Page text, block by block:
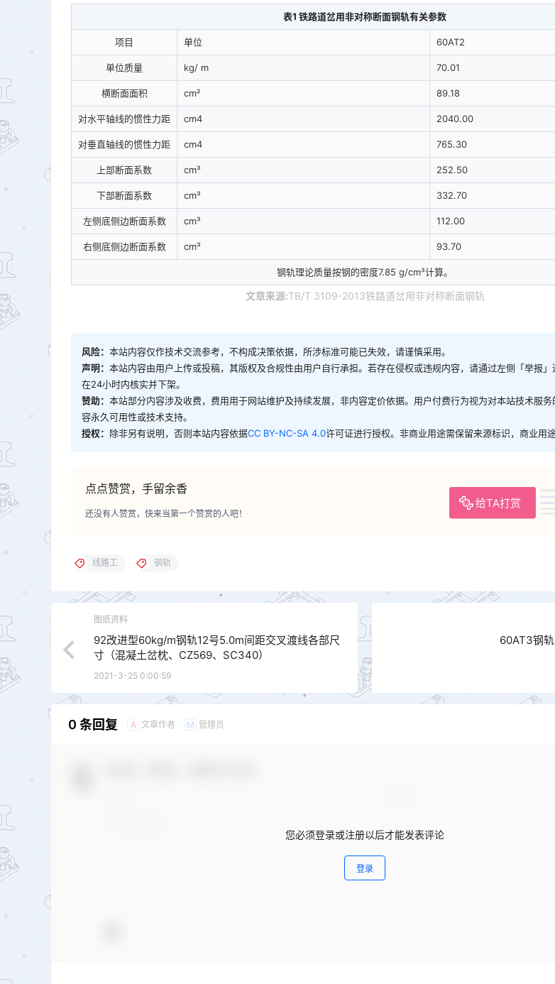
表1 铁路道岔用非对称断面钢轨有关参数
项目 单位 60AT2
单位质量 kg/ m 70.01
横断面面积 cm² 89.18
对水平轴线的惯性力距 cm4 2040.00
对垂直轴线的惯性力距 cm4 765.30
上部断面系数 cm³ 252.50
下部断面系数 cm³ 332.70
左侧底侧边断面系数 cm³ 112.00
右侧底侧边断面系数 cm³ 93.70
钢轨理论质量按钢的密度7.85 g/cm³计算。
文章来源:TB/T 3109-2013铁路道岔用非对称断面钢轨
风险： 本站内容仅作技术交流参考，不构成决策依据，所涉标准可能已失效，请谨慎采用。
声明： 本站内容由用户上传或投稿，其版权及合规性由用户自行承担。若存在侵权或违规内容，请通过左侧「举报
在24小时内核实并下架。
赞助： 本站部分内容涉及收费，费用用于网站维护及持续发展，非内容定价依据。用户付费行为视为对本站技术服
容永久可用性或技术支持。
授权： 除非另有说明，否则本站内容依据CC BY-NC-SA 4.0许可证进行授权。非商业用途需保留来源标识，商业用
点点赞赏，手留余香
给TA打赏
还没有人赞赏，快来当第一个赞赏的人吧！
线路工 钢轨
图纸资料
92改进型60kg/m钢轨12号5.0m间距交叉渡线各部尺
寸（混凝土岔枕、CZ569、SC340）
2021-3-25 0:00:59
60AT3钢
0 条回复 A 文章作者 M 管理员
您必须登录或注册以后才能发表评论
登录